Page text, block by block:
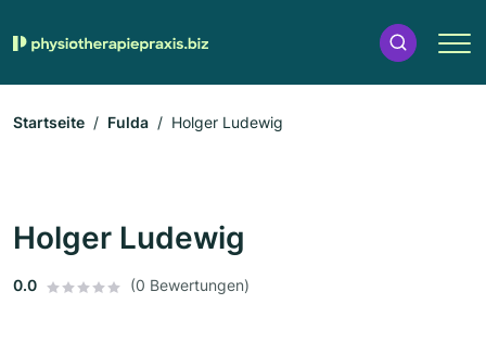
Startseite Fulda Holger Ludewig
Holger Ludewig
0.0 (0 Bewertungen)